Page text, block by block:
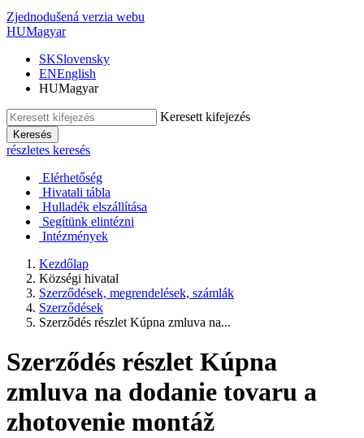
Zjednodušená verzia webu
HUMagyar
SKSlovensky
ENEnglish
HUMagyar
Keresett kifejezés
Keresés
részletes keresés
Elérhetőség
Hivatali tábla
Hulladék elszállítása
Segítünk elintézni
Intézmények
Kezdőlap
Községi hivatal
Szerződések, megrendelések, számlák
Szerződések
Szerződés részlet Kúpna zmluva na...
Szerződés részlet Kúpna
zmluva na dodanie tovaru a
zhotovenie montáž